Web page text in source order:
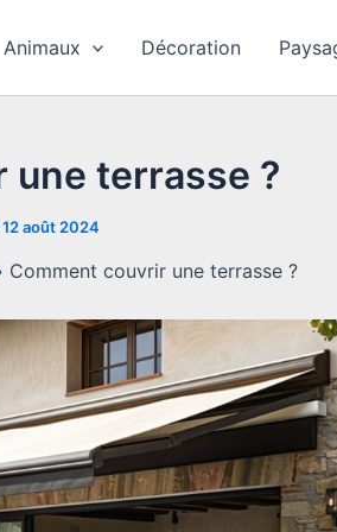
Animaux Décoration
une terrasse ?
12 août 2024
Comment couvrir une terrasse ?